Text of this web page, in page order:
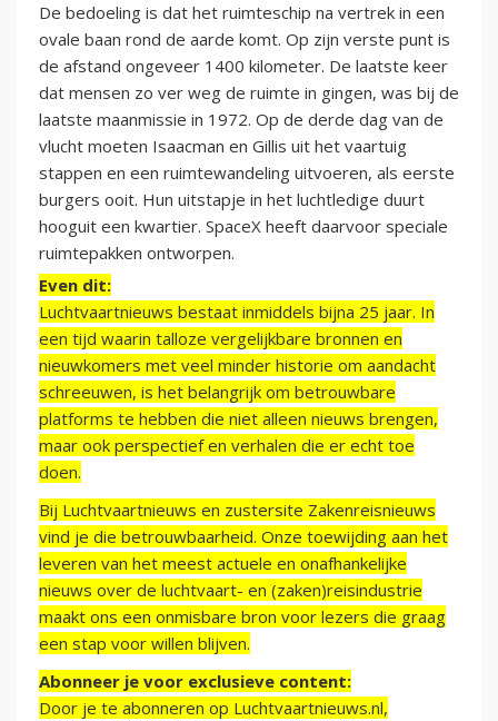
De bedoeling is dat het ruimteschip na vertrek in een
ovale baan rond de aarde komt. Op zijn verste punt is
de afstand ongeveer 1400 kilometer. De laatste keer
dat mensen zo ver weg de ruimte in gingen, was bij de
laatste maanmissie in 1972. Op de derde dag van de
vlucht moeten Isaacman en Gillis uit het vaartuig
stappen en een ruimtewandeling uitvoeren, als eerste
burgers ooit. Hun uitstapje in het luchtledige duurt
hooguit een kwartier. SpaceX heeft daarvoor speciale
ruimtepakken ontworpen.
Even dit:
Luchtvaartnieuws bestaat inmiddels bijna 25 jaar. In
een tijd waarin talloze vergelijkbare bronnen en
nieuwkomers met veel minder historie om aandacht
schreeuwen, is het belangrijk om betrouwbare
platforms te hebben die niet alleen nieuws brengen,
maar ook perspectief en verhalen die er echt toe
doen.
Bij Luchtvaartnieuws en zustersite Zakenreisnieuws
vind je die betrouwbaarheid. Onze toewijding aan het
leveren van het meest actuele en onafhankelijke
nieuws over de luchtvaart- en (zaken)reisindustrie
maakt ons een onmisbare bron voor lezers die graag
een stap voor willen blijven.
Abonneer je voor exclusieve content:
Door je te abonneren op Luchtvaartnieuws.nl,